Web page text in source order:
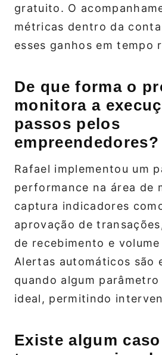
gratuito. O
métricas dentro da
esses ganhos em tempo
De que forma o
monitora a
passos pelos
empreendedores?
Rafael implementou um
performance na área de
captura indicadores
aprovação de
de recebimento e
Alertas automáticos são
quando algum
ideal, permitindo
Existe algum